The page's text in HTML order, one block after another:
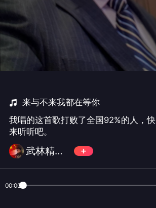
来与不来我都在等你
我唱的这首歌打败了全国92%的人，快
来听听吧。
武林精神N0.1
00:00